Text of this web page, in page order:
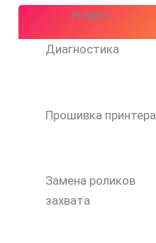
Услуга
Диагностика
Прошивка принтера
Замена роликов
захвата